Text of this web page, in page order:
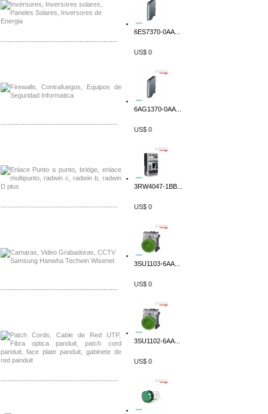
-------------------------------------------------
-------------------------------------------------
-------------------------------------------------
-------------------------------------------------
-------------------------------------------------
6ES7370-0AA...
US$ 0
6AG1370-0AA...
US$ 0
3RW4047-1BB...
US$ 0
3SU1103-6AA...
US$ 0
3SU1102-6AA...
US$ 0